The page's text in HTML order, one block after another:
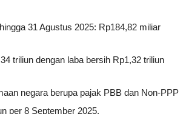
31 Agustus 2025: Rp184,82 miliar
triliun dengan laba bersih Rp1,32 triliun
negara berupa pajak PBB dan Non-PPP
per 8 September 2025.